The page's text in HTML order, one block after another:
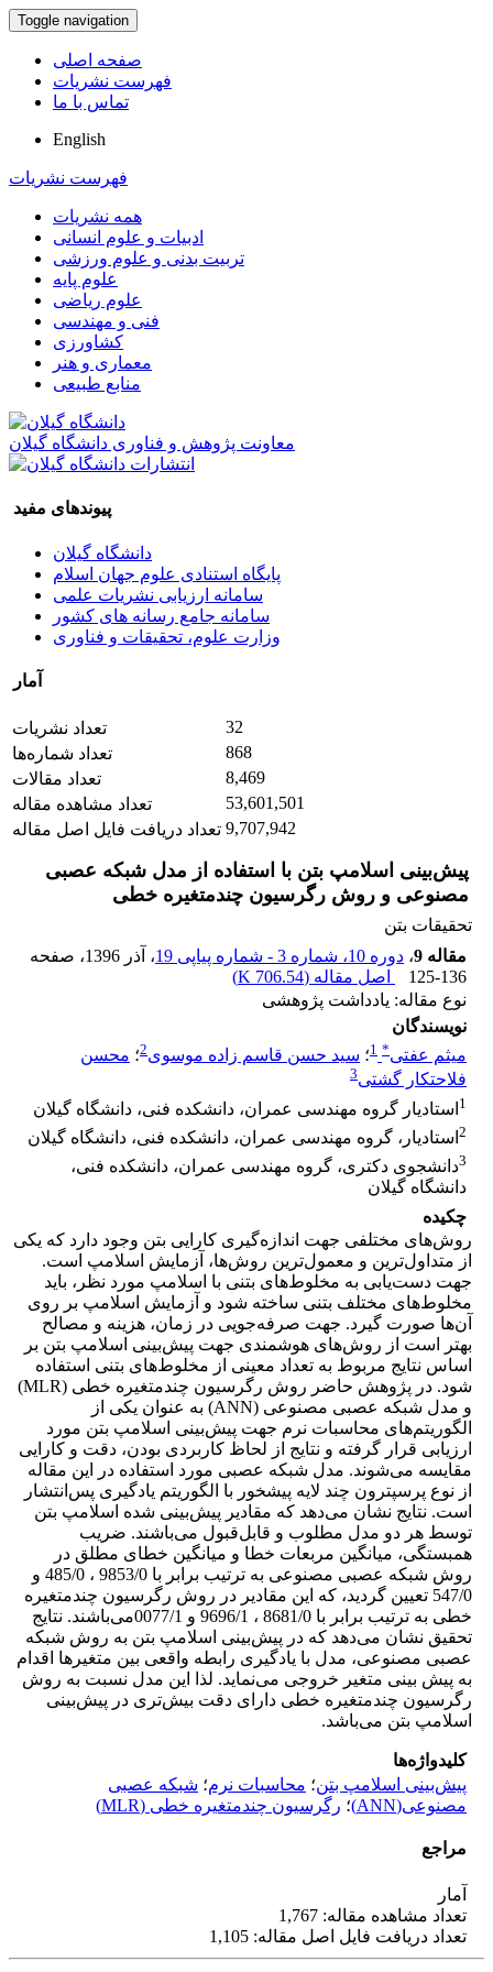
Toggle navigation
صفحه اصلی
فهرست نشریات
تماس با ما
English
فهرست نشریات
همه نشریات
ادبیات و علوم انسانی
تربیت بدنی و علوم ورزشی
علوم پایه
علوم ریاضی
فنی و مهندسی
کشاورزی
معماری و هنر
منابع طبیعی
معاونت پژوهش و فناوری دانشگاه گیلان
پیوندهای مفید
دانشگاه گیلان
پایگاه استنادی علوم جهان اسلام
سامانه ارزیابی نشریات علمی
سامانه جامع رسانه های کشور
وزارت علوم، تحقیقات و فناوری
آمار
تعداد نشریات
32
تعداد شماره‌ها
868
تعداد مقالات
8,469
تعداد مشاهده مقاله
53,601,501
تعداد دریافت فایل اصل مقاله 9,707,942
پیش‌بینی اسلامپ بتن با استفاده از مدل شبکه عصبی
مصنوعی و روش رگرسیون چندمتغیره خطی
تحقیقات بتن
مقاله 9
، دوره 10، شماره 3 - شماره پیاپی 19 ، آذر 1396
، صفحه
125-136
اصل مقاله (706.54 K
)
نوع مقاله: یادداشت پژوهشی
نویسندگان
میثم عفتی*
1؛ سید حسن قاسم زاده موسوی2؛ محسن
فلاحتکار گشتی3
1 استادیار گروه مهندسی عمران، دانشکده فنی، دانشگاه گیلان
2 استادیار، گروه مهندسی عمران، دانشکده فنی، دانشگاه گیلان
3دانشجوی دکتری، گروه مهندسی عمران، دانشکده فنی،
دانشگاه گیلان
چکیده
روش‌های مختلفی جهت اندازه‌گیری کارایی بتن وجود دارد که یکی
از متداول‌ترین و معمول‌ترین روش‌ها، آزمایش اسلامپ است.
جهت دست‌یابی به مخلوط‌های بتنی با اسلامپ مورد نظر، باید
مخلوط‌های مختلف بتنی ساخته شود و آزمایش اسلامپ بر روی
آن‌ها صورت گیرد. جهت صرفه‌جویی در زمان، هزینه و مصالح
بهتر است از روش‌های هوشمندی جهت پیش‌بینی اسلامپ بتن بر
اساس نتایج مربوط به تعداد معینی از مخلوط‌های بتنی استفاده
شود. در پژوهش حاضر روش رگرسیون چندمتغیره خطی (MLR)
و مدل شبکه عصبی مصنوعی (ANN) به عنوان یکی از
الگوریتم‌های محاسبات نرم جهت پیش‌بینی اسلامپ بتن مورد
ارزیابی قرار گرفته و نتایج از لحاظ کاربردی بودن، دقت و کارایی
مقایسه می‌شوند. مدل شبکه عصبی مورد استفاده در این مقاله
از نوع پرسپترون چند لایه پیشخور با الگوریتم یادگیری پس‌انتشار
است. نتایج نشان می‌دهد که مقادیر پیش‌بینی شده اسلامپ بتن
توسط هر دو مدل مطلوب و قابل‌قبول می‌باشند. ضریب
همبستگی، میانگین مربعات خطا و میانگین خطای مطلق در
روش شبکه عصبی مصنوعی به ترتیب برابر با 9853/0 ، 485/0 و
547/0 تعیین گردید، که این مقادیر در روش رگرسیون چندمتغیره
خطی به ترتیب برابر با 8681/0 ، 9696/1 و 0077/1می‌باشند. نتایج
تحقیق نشان می‌دهد که در پیش‌بینی اسلامپ بتن به روش شبکه
عصبی مصنوعی، مدل با یادگیری رابطه واقعی بین متغیرها اقدام
به پیش بینی متغیر خروجی می‌نماید. لذا این مدل نسبت به روش
رگرسیون چندمتغیره خطی دارای دقت بیش‌تری در پیش‌بینی
اسلامپ بتن می‌باشد.
کلیدواژه‌ها
پیش‌بینی اسلامپ بتن؛ محاسبات نرم؛ شبکه عصبی
مصنوعی(ANN)
؛ رگرسیون چندمتغیره خطی (MLR)
مراجع
آمار
تعداد مشاهده مقاله: 1,767
تعداد دریافت فایل اصل مقاله: 1,105